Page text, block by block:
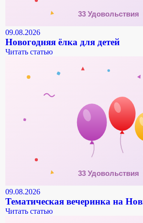
09.08.2026
Новогодняя ёлка для детей
Читать статью
09.08.2026
Тематическая вечеринка на
Читать статью